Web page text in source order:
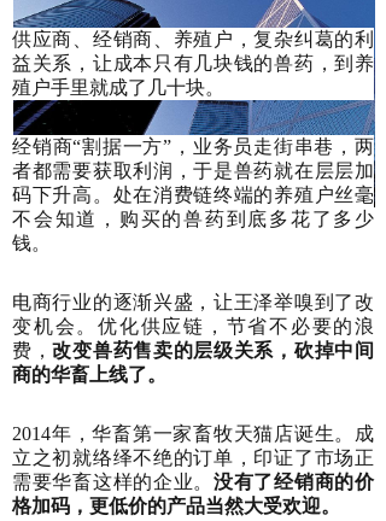
供应商、经销商、养殖户，复杂纠葛的利
益关系，让成本只有几块钱的兽药，到养
殖户手里就成了几十块。
经销商“割据一方”，业务员走街串巷，两
者都需要获取利润，于是兽药就在层层加
码下升高。处在消费链终端的养殖户丝毫
不会知道，购买的兽药到底多花了多少
钱。
电商行业的逐渐兴盛，让王泽举嗅到了改
变机会。优化供应链，节省不必要的浪
费，改变兽药售卖的层级关系，砍掉中间
商的华畜上线了。
2014年，华畜第一家畜牧天猫店诞生。成
立之初就络绎不绝的订单，印证了市场正
需要华畜这样的企业。没有了经销商的价
格加码，更低价的产品当然大受欢迎。